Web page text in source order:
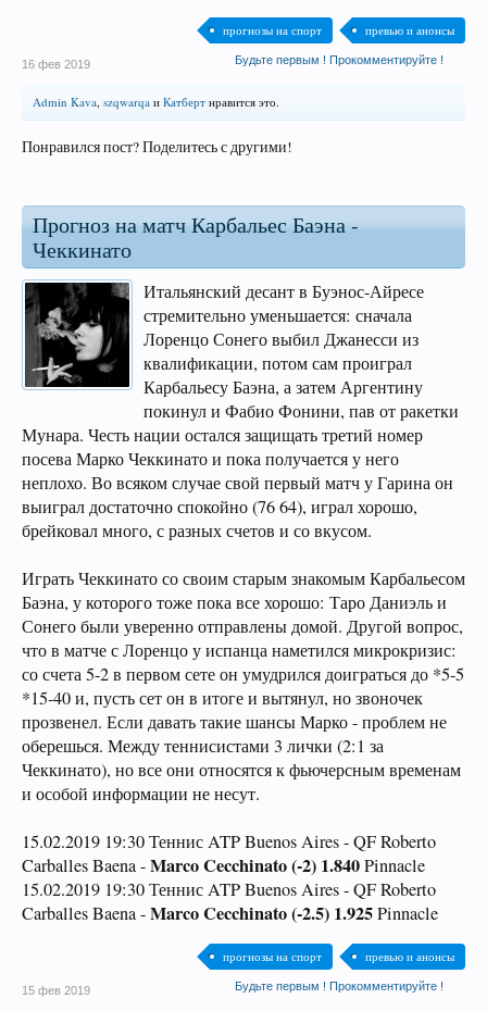
прогнозы на спорт превью и анонсы
Будьте первым ! Прокомментируйте !
16 фев 2019
Admin Kava, szqwarqa и Катберт нравится это.
Понравился пост? Поделитесь с другими!
Прогноз на матч Карбальес Баэна -
Чеккинато
Итальянский десант в Буэнос-Айресе
стремительно уменьшается: сначала
Лоренцо Сонего выбил Джанесси из
квалификации, потом сам проиграл
Карбальесу Баэна, а затем Аргентину
покинул и Фабио Фонини, пав от ракетки
Мунара. Честь нации остался защищать третий номер
посева Марко Чеккинато и пока получается у него
неплохо. Во всяком случае свой первый матч у Гарина он
выиграл достаточно спокойно (76 64), играл хорошо,
брейковал много, с разных счетов и со вкусом.
Играть Чеккинато со своим старым знакомым Карбальесом
Баэна, у которого тоже пока все хорошо: Таро Даниэль и
Сонего были уверенно отправлены домой. Другой вопрос,
что в матче с Лоренцо у испанца наметился микрокризис:
со счета 5-2 в первом сете он умудрился доиграться до *5-5
*15-40 и, пусть сет он в итоге и вытянул, но звоночек
прозвенел. Если давать такие шансы Марко - проблем не
оберешься. Между теннисистами 3 лички (2:1 за
Чеккинато), но все они относятся к фьючерсным временам
и особой информации не несут.
15.02.2019 19:30 Теннис ATP Buenos Aires - QF Roberto
Carballes Baena -Marco Cecchinato (-2) 1.840Pinnacle
15.02.2019 19:30 Теннис ATP Buenos Aires - QF Roberto
Carballes Baena -Marco Cecchinato (-2.5) 1.925Pinnacle
прогнозы на спорт превью и анонсы
Будьте первым ! Прокомментируйте !
15 фев 2019